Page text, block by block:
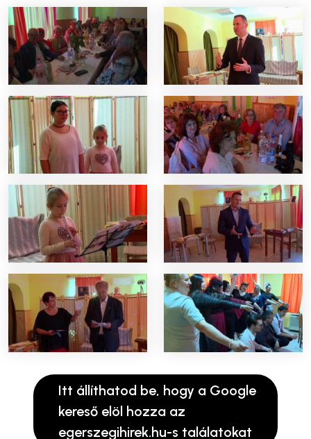
Itt állíthatod be, hogy a Google
kereső elöl hozza az
egerszegihirek.hu-s találatokat